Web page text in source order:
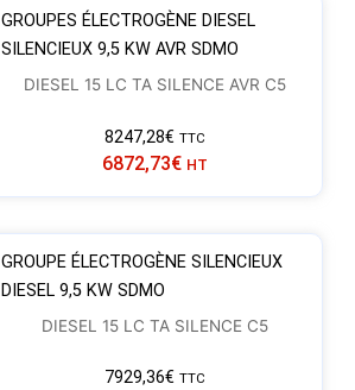
GROUPES ÉLECTROGÈNE DIESEL
SILENCIEUX 9,5 KW AVR SDMO
DIESEL 15 LC TA SILENCE AVR C5
8247,28€ TTC
6872,73€ HT
GROUPE ÉLECTROGÈNE SILENCIEUX
DIESEL 9,5 KW SDMO
DIESEL 15 LC TA SILENCE C5
7929,36€ TTC